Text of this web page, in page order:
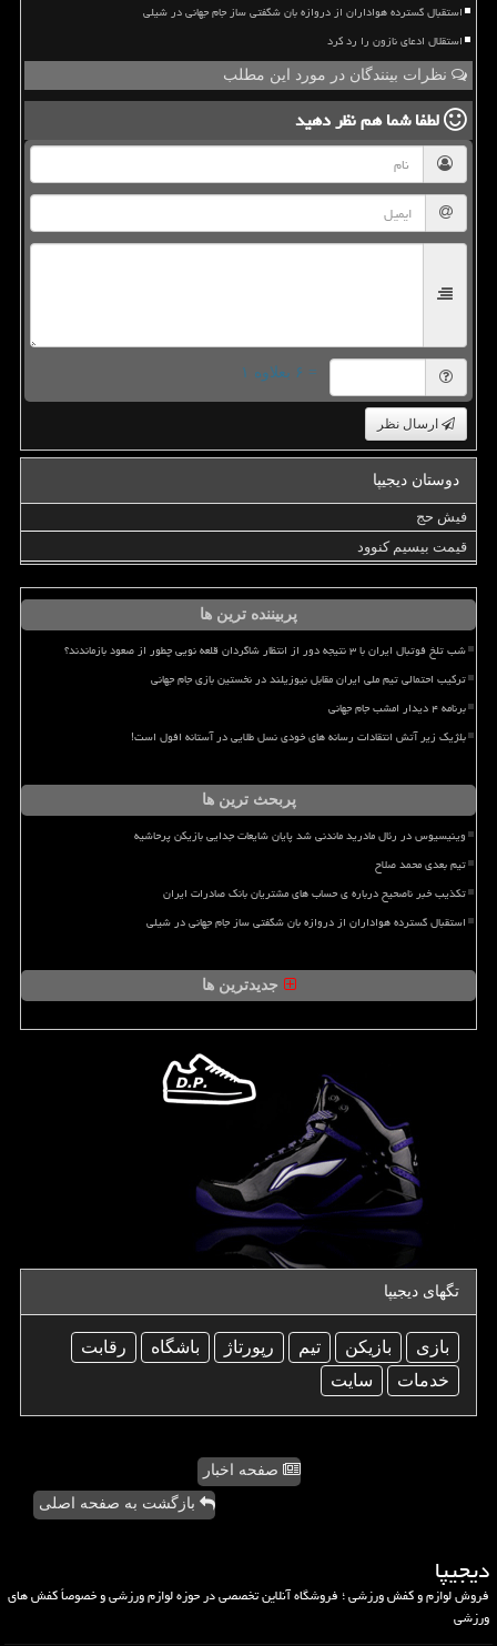
استقبال گسترده هواداران از دروازه بان شگفتی ساز جام جهانی در شیلی
استقلال ادعای نازون را رد کرد
نظرات بینندگان در مورد این مطلب
لطفا شما همنظر دهید
= ۶ بعلاوه ۱
ارسال نظر
دوستان دیجیپا
فیش حج
قیمت بیسیم کنوود
پربیننده ترین ها
شب تلخ فوتبال ایران با ۳ نتیجه دور از انتظار شاگردان قلعه نویی چطور از صعود بازماندند؟
ترکیب احتمالی تیم ملی ایران مقابل نیوزیلند در نخستین بازی جام جهانی
برنامه ۴ دیدار امشب جام جهانی
بلژیک زیر آتش انتقادات رسانه های خودی نسل طلایی در آستانه افول است!
پربحث ترین ها
وینیسیوس در رئال مادرید ماندنی شد پایان شایعات جدایی بازیکن پرحاشیه
تیم بعدی محمد صلاح
تکذیب خبر ناصحیح درباره ی حساب های مشتریان بانک صادرات ایران
استقبال گسترده هواداران از دروازه بان شگفتی ساز جام جهانی در شیلی
جدیدترین ها
تگهای دیجیپا
بازی بازیكن تیم رپورتاژ باشگاه
رقابت
خدمات
سایت
صفحه اخبار
بازگشت به صفحه اصلی
دیجیپا
فروش لوازم و کفش ورزشی ؛ فروشگاه آنلاین تخصصی در حوزه لوازم ورزشی و خصوصاً کفش های
ورزشی